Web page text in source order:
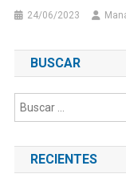
24/06/2023
BUSCAR
RECIENTES